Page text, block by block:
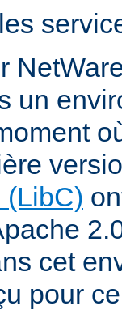
un
(LibC)
cet
pour